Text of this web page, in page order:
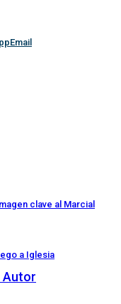
Email
clave al Marcial
a Iglesia
Autor